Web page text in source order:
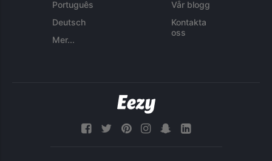
Português
Deutsch
Mer...
Vår blogg
Kontakta
oss